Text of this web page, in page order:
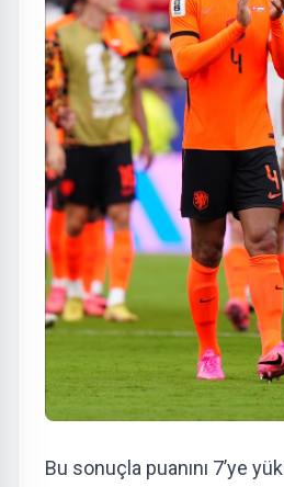
Bu sonuçla puanını 7’ye